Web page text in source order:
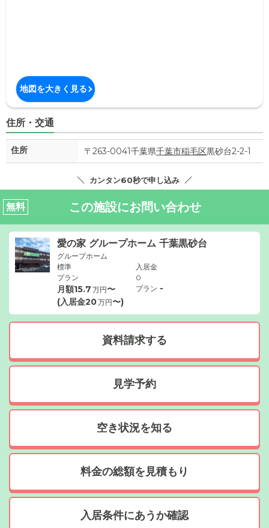
地図を大きく見る
住所・交通
住所 〒263-0041千葉県千葉市稲毛区黒砂台2-2-1
カンタン60秒で申し込み
無料 この施設にお問い合わせ
愛の家 グループホーム 千葉黒砂台
グループホーム
標準
プラン
月額15.7 万円〜
(入居金20万円〜)
入居金
0
プラン -
資料請求する
見学予約
空き状況を知る
料金の総額を見積もり
入居条件にあうか確認